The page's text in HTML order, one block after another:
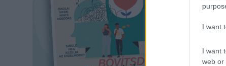
I want
I want
web or